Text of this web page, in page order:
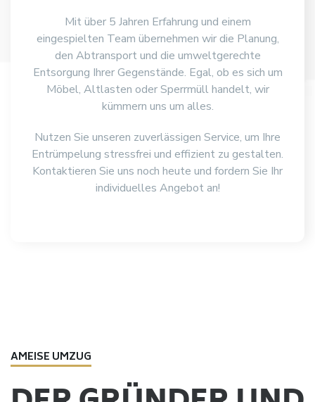
Mit über 5 Jahren Erfahrung und einem
eingespielten Team übernehmen wir die Planung,
den Abtransport und die umweltgerechte
Entsorgung Ihrer Gegenstände. Egal, ob es sich um
Möbel, Altlasten oder Sperrmüll handelt, wir
kümmern uns um alles.
Nutzen Sie unseren zuverlässigen Service, um Ihre
Entrümpelung stressfrei und effizient zu gestalten.
Kontaktieren Sie uns noch heute und fordern Sie Ihr
individuelles Angebot an!
AMEISE UMZUG